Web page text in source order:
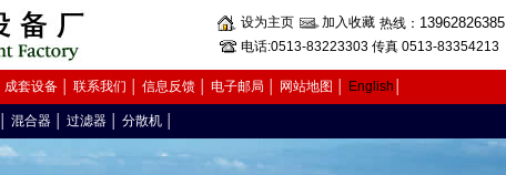
设为主页 加入收藏 热线： 13962826385
电话:0513-83223303 传真 0513-83354213
成套设备 联系我们 信息反馈 电子邮局 网站地图 English
混合器 过滤器 分散机